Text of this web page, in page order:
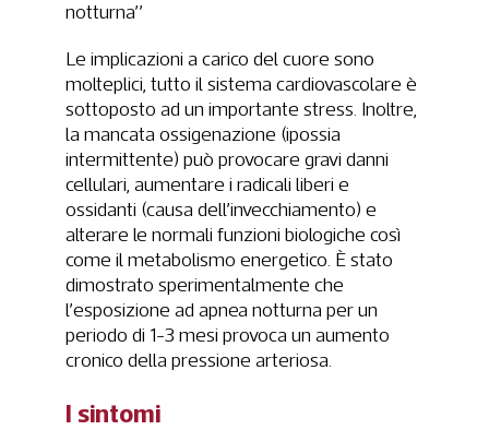
notturna”
Le implicazioni a carico del cuore sono
molteplici, tutto il sistema cardiovascolare è
sottoposto ad un importante stress. Inoltre,
la mancata ossigenazione (ipossia
intermittente) può provocare gravi danni
cellulari, aumentare i radicali liberi e
ossidanti (causa dell’invecchiamento) e
alterare le normali funzioni biologiche così
come il metabolismo energetico. È stato
dimostrato sperimentalmente che
l’esposizione ad apnea notturna per un
periodo di 1-3 mesi provoca un aumento
cronico della pressione arteriosa.
I sintomi